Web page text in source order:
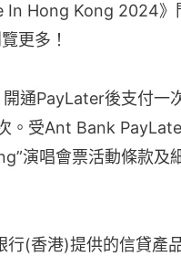
In Hong Kong 2024》
更多！
通PayLater後支付一
。受Ant Bank
演唱會票活動條款及
(香港)提供的信貸產